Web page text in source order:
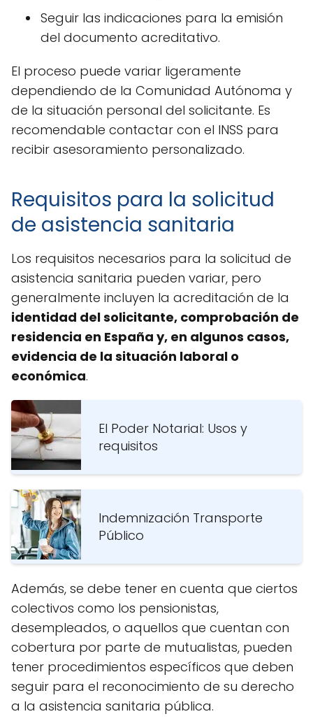
Seguir las indicaciones para la emisión
del documento acreditativo.
El proceso puede variar ligeramente
dependiendo de la Comunidad Autónoma y
de la situación personal del solicitante. Es
recomendable contactar con el INSS para
recibir asesoramiento personalizado.
Requisitos para la solicitud
de asistencia sanitaria
Los requisitos necesarios para la solicitud de
asistencia sanitaria pueden variar, pero
generalmente incluyen la acreditación de la
identidad del solicitante, comprobación de
residencia en España y, en algunos casos,
evidencia de la situación laboral o
económica.
El Poder Notarial: Usos y
requisitos
Indemnización Transporte
Público
Además, se debe tener en cuenta que ciertos
colectivos como los pensionistas,
desempleados, o aquellos que cuentan con
cobertura por parte de mutualistas, pueden
tener procedimientos específicos que deben
seguir para el reconocimiento de su derecho
a la asistencia sanitaria pública.